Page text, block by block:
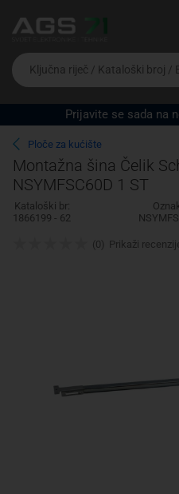
Ova postavka
cijene vašim potrebama.
Da
biste
potražili
proizvod,
unesite
ključnu
riječ,
kataloški
broj,
EAN
ili
Prijavite se sada na
Ploče za kućište
Montažna šina Čelik
NSYMFSC60D 1 ST
Kataloški br:
1866199 - 62
(0) Prikaži